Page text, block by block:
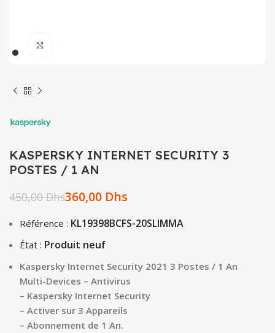
KASPERSKY INTERNET SECURITY 3
POSTES / 1 AN
450,00Dhs360,00 Dhs
Référence : KL19398BCFS-20SLIMMA
État : Produit neuf
Kaspersky Internet Security 2021 3 Postes / 1 An
Multi-Devices – Antivirus
– Kaspersky Internet Security
– Activer sur 3 Appareils
– Abonnement de 1 An.